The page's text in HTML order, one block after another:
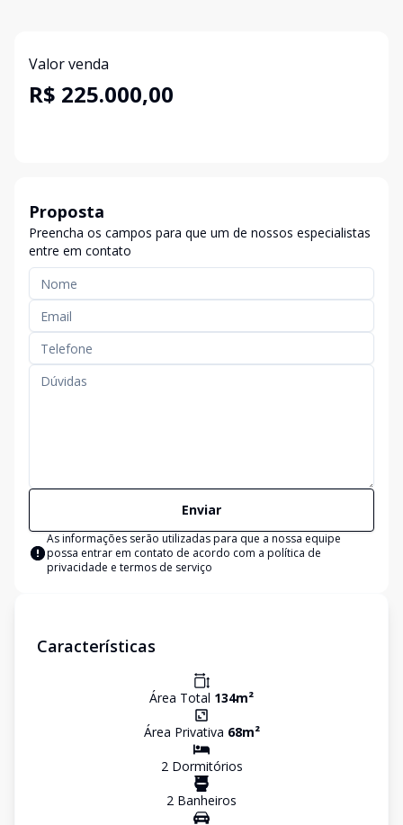
Valor venda
R$ 225.000,00
Proposta
Preencha os campos para que um de nossos especialistas
entre em contato
Enviar
As informações serão utilizadas para que a nossa equipe
possa entrar em contato de acordo com a política de
privacidade e termos de serviço
Características
Área Total 134m²
Área Privativa 68m²
2Dormitórios
2 Banheiros